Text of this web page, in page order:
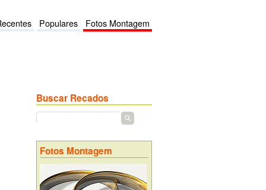
Populares Fotos Montagem
Buscar Recados
Fotos Montagem